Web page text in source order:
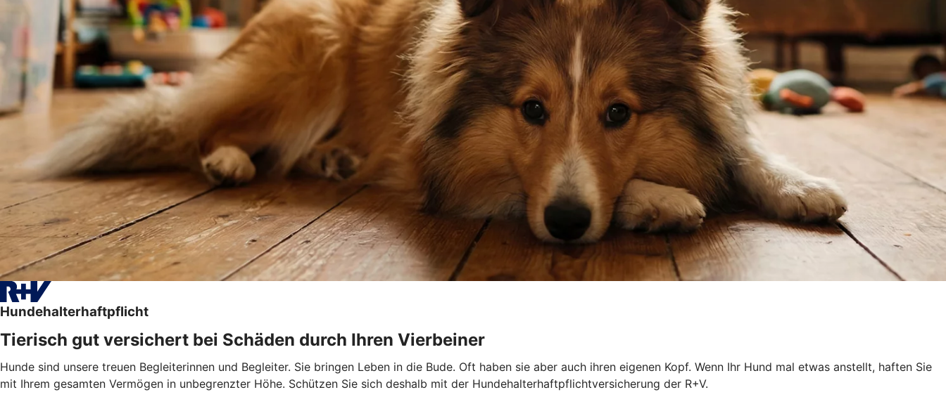
Hundehalterhaftpflicht
Tierisch gut versichert bei Schäden durch Ihren Vierbeiner
Hunde sind unsere treuen Begleiterinnen und Begleiter. Sie bringen Leben in die Bude. Oft haben sie aber auch ihren eigenen Kopf. Wenn Ihr Hund mal etwas anstellt, haften Sie
mit Ihrem gesamten Vermögen in unbegrenzter Höhe. Schützen Sie sich deshalb mit der Hundehalterhaftpflichtversicherung der R+V.